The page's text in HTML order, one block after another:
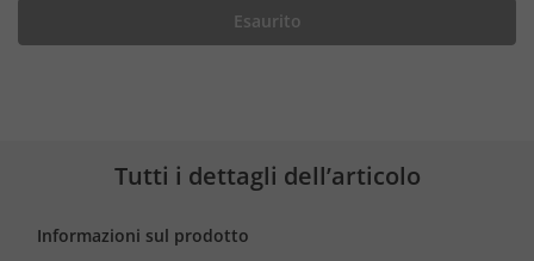
Esaurito
Tutti i dettagli dell’articolo
Informazioni sul prodotto